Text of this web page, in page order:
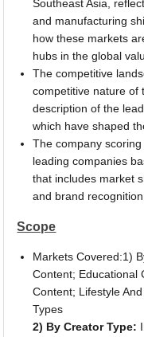
Southeast Asia,
and manufacturing
how these markets
hubs in the global
The competitive
competitive nature of
description of the
which have shaped
The company
leading companies
that includes market
and brand recognition.
Scope
Markets Covered:1)
Content; Educational
Content; Lifestyle
Types
2) By Creator Type: